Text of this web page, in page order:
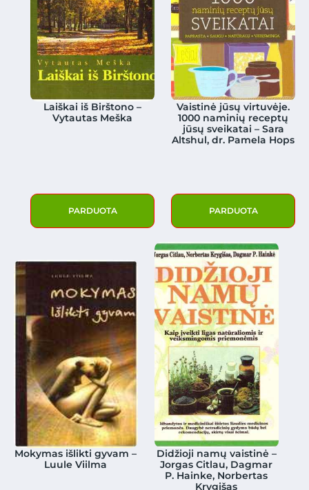
Laiškai iš Birštono –
Vytautas Meška
PARDUOTA
Vaistinė jūsų virtuvėje.
1000 naminių receptų
jūsų sveikatai – Sara
Altshul, dr. Pamela Hops
PARDUOTA
Mokymas išlikti gyvam –
Luule Viilma
Didžioji namų vaistinė –
Jorgas Citlau, Dagmar
P. Hainke, Norbertas
Krygišas